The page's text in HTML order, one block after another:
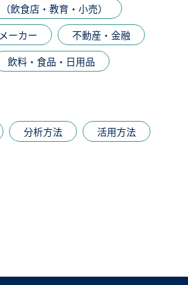
飲食店・教育・小売）
メーカー
不動産・金融
飲料・食品・日用品
分析方法
活用方法